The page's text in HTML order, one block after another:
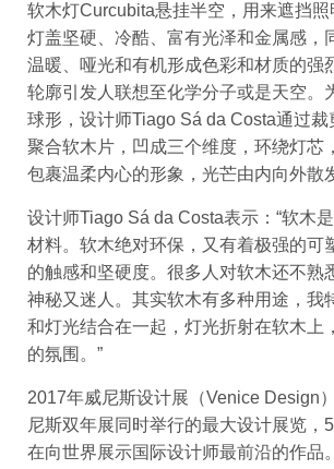
软木灯Curcubita悬挂半空，用来遮挡
灯盖坚硬、冷酷、富有光泽和金属感，
温暖、哑光和有机形成色彩和材质的强
轮廓引发人联想至化学分子或是天空。
球形，设计师Tiago Sá da Costa通过
聚合软木片，凹成三个维度，环绕灯芯
包裹温柔内心的形象，光芒由内向外散
设计师Tiago Sá da Costa表示：“软木
材料。软木绝对环保，又有着极强的可
的触感和坚硬度。很多人对软木还不熟
神秘又迷人。其实软木有多种用途，我
和灯光结合在一起，灯光折射在软木上
的氛围。”
2017年威尼斯设计展（Venice Design
尼斯双年展同时举行的最大设计展览，
在向世界展示国际设计师最前沿的作品